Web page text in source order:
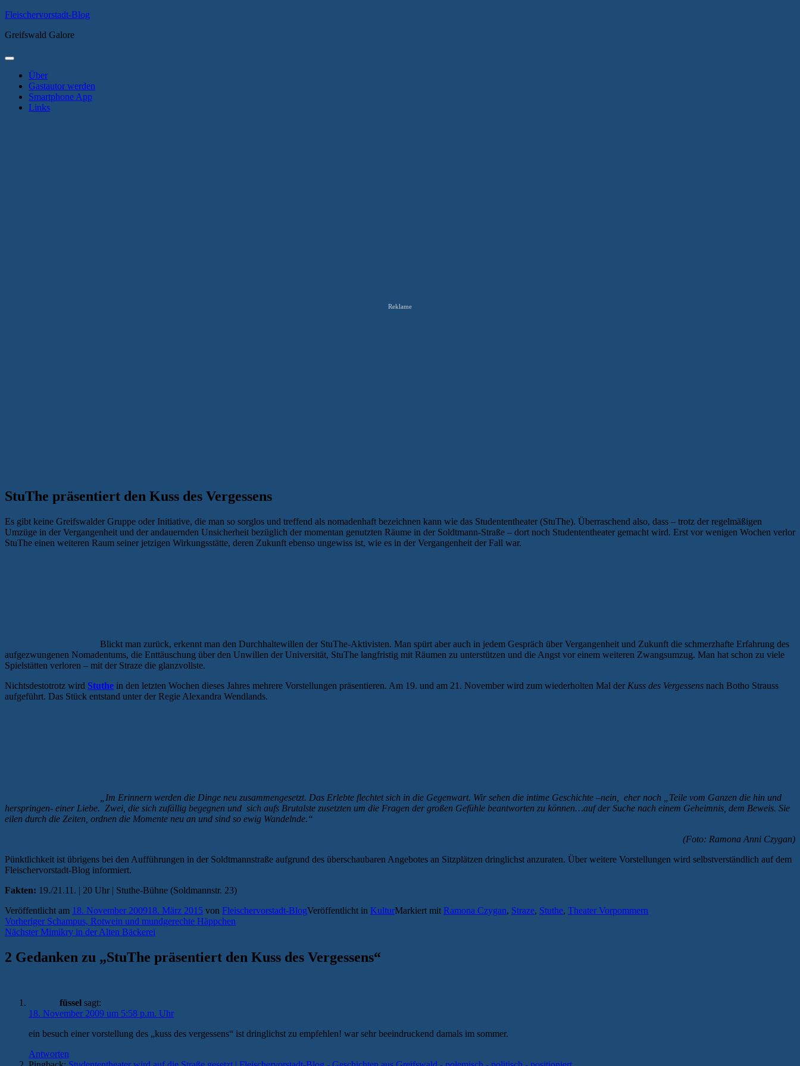
Zum
springen
Fleischervorstadt-Blog
Greifswald Galore
Primäres
Über
Gastautor werden
Smartphone App
Links
Reklame
StuThe präsentiert den Kuss des Vergessens
Es gibt keine Greifswalder Gruppe oder Initiative, die man so sorglos und treffend als nomadenhaft bezeichnen kann wie das Studententheater (StuThe). Überraschend also, dass – trotz der regelmäßigen
Umzüge in der Vergangenheit und der andauernden Unsicherheit bezüglich der momentan genutzten Räume in der Soldtmann-Straße – dort noch Studententheater gemacht wird. Erst vor wenigen Wochen verlor
StuThe einen weiteren Raum seiner jetzigen Wirkungsstätte, deren Zukunft ebenso ungewiss ist, wie es in der Vergangenheit der Fall war.
Blickt man zurück, erkennt man den Durchhaltewillen der StuThe-Aktivisten. Man spürt aber auch in jedem Gespräch über Vergangenheit und Zukunft die schmerzhafte Erfahrung des
aufgezwungenen Nomadentums, die Enttäuschung über den Unwillen der Universität, StuThe langfristig mit Räumen zu unterstützen und die Angst vor einem weiteren Zwangsumzug. Man hat schon zu viele
Spielstätten verloren – mit der Straze die glanzvollste.
Nichtsdestotrotz wird Stuthe in den letzten Wochen dieses Jahres mehrere Vorstellungen präsentieren. Am 19. und am 21. November wird zum wiederholten Mal der Kuss des Vergessens nach Botho Strauss
aufgeführt. Das Stück entstand unter der Regie Alexandra Wendlands.
„Im Erinnern werden die Dinge neu zusammengesetzt. Das Erlebte flechtet sich in die Gegenwart. Wir sehen die intime Geschichte –nein, eher noch „Teile vom Ganzen die hin und
herspringen- einer Liebe. Zwei, die sich zufällig begegnen und sich aufs Brutalste zusetzten um die Fragen der großen Gefühle beantworten zu können…auf der Suche nach einem Geheimnis, dem Beweis. Sie
eilen durch die Zeiten, ordnen die Momente neu an und sind so ewig Wandelnde.“
(Foto: Ramona Anni Czygan)
Pünktlichkeit ist übrigens bei den Aufführungen in der Soldtmannstraße aufgrund des überschaubaren Angebotes an Sitzplätzen dringlichst anzuraten. Über weitere Vorstellungen wird selbstverständlich auf dem
Fleischervorstadt-Blog informiert.
Fakten: 19./21.11. | 20 Uhr | Stuthe-Bühne (Soldmannstr. 23)
Veröffentlicht am 18. November 200918. März 2015 von Fleischervorstadt-BlogVeröffentlicht in KulturMarkiert mit Ramona Czygan, Straze, Stuthe, Theater Vorpommern
Beitragsnavigation
Vorheriger Vorheriger
Beitrag:
Schampus, Rotwein und mundgerechte Häppchen
Nächster Nächster
Mimikry in der Alten Bäckerei
2 Gedanken zu „StuThe präsentiert den Kuss des Vergessens“
füssel sagt:
18. November 2009 um 5:58 p.m. Uhr
ein besuch einer vorstellung des „kuss des vergessens“ ist dringlichst zu empfehlen! war sehr beeindruckend damals im sommer.
Antworten